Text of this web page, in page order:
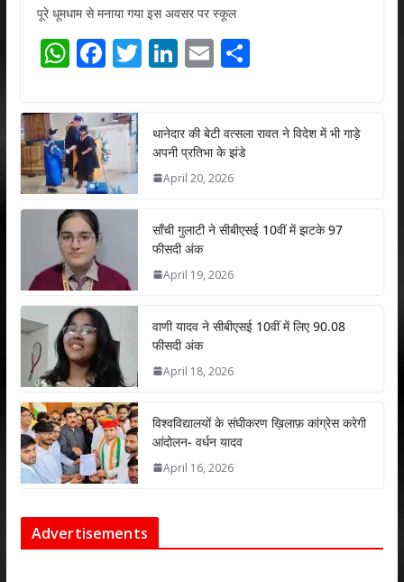
पूरे धूमधाम से मनाया गया इस अवसर पर स्कूल
W
at
s
A
p
p
F
e
b
o
o
T
er
Li
e
dI
E
l
S
e
थानेदार की बेटी वत्सला रावत ने विदेश में भी गाड़े
अपनी प्रतिभा के झंडे
April 20, 2026
साँची गुलाटी ने सीबीएसई 10वीं में झटके 97
फीसदी अंक
April 19, 2026
वाणी यादव ने सीबीएसई 10वीं में लिए 90.08
फीसदी अंक
April 18, 2026
विश्वविद्यालयों के संघीकरण ख़िलाफ़ कांग्रेस करेगी
आंदोलन- वर्धन यादव
April 16, 2026
Advertisements